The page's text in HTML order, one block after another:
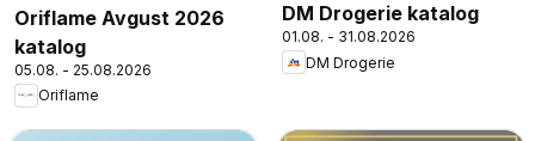
Oriflame Avgust 2026
katalog
05.08. - 25.08.2026
Oriflame
DM Drogerie katalog
01.08. - 31.08.2026
DM Drogerie